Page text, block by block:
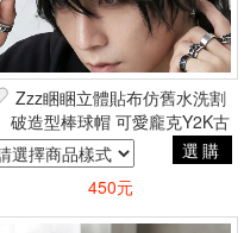
Zzz睏睏立體貼布仿舊水洗割
破造型棒球帽 可愛龐克Y2K古
著潮流暗黑街頭個性選購
450元